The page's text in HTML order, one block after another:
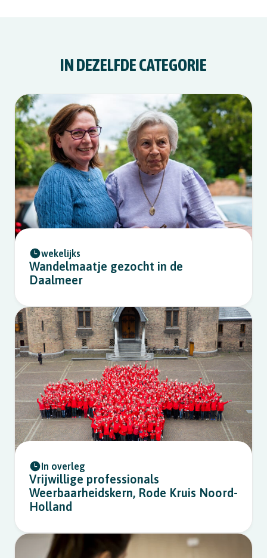
IN DEZELFDE CATEGORIE
wekelijks
Wandelmaatje gezocht in de
Daalmeer
In overleg
Vrijwillige professionals
Weerbaarheidskern, Rode Kruis Noord-
Holland